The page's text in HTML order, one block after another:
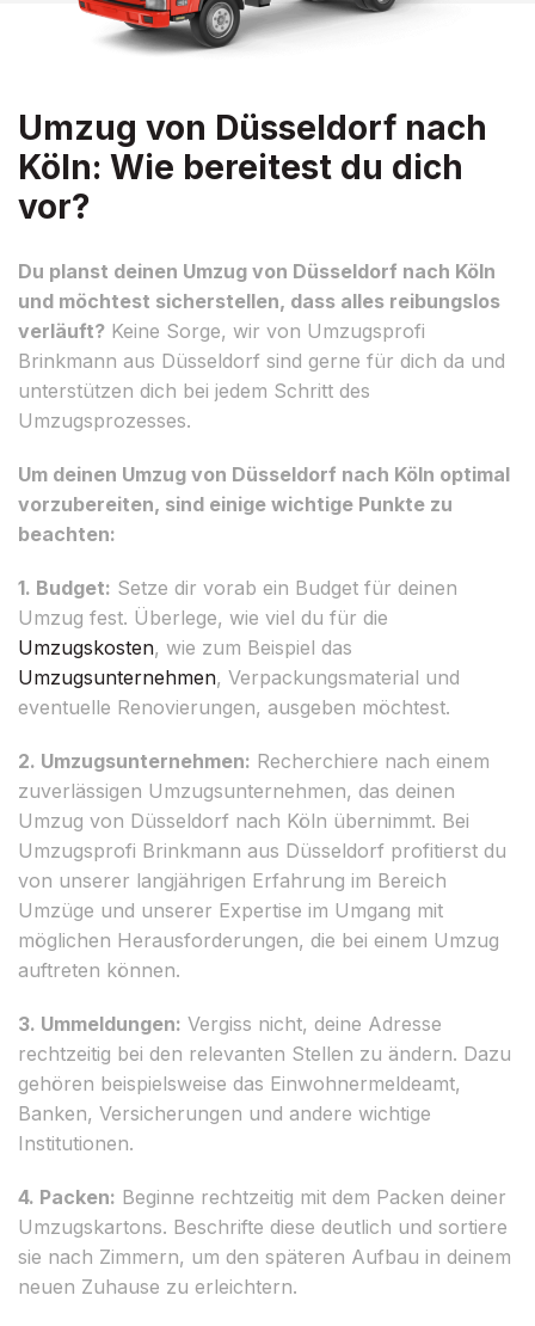
Umzug von Düsseldorf nach
Köln: Wie bereitest du dich
vor?
Du planst deinen Umzug von Düsseldorf nach Köln
und möchtest sicherstellen, dass alles reibungslos
verläuft? Keine Sorge, wir von Umzugsprofi
Brinkmann aus Düsseldorf sind gerne für dich da und
unterstützen dich bei jedem Schritt des
Umzugsprozesses.
Um deinen Umzug von Düsseldorf nach Köln optimal
vorzubereiten, sind einige wichtige Punkte zu
beachten:
1. Budget: Setze dir vorab ein Budget für deinen
Umzug fest. Überlege, wie viel du für die
Umzugskosten, wie zum Beispiel das
Umzugsunternehmen, Verpackungsmaterial und
eventuelle Renovierungen, ausgeben möchtest.
2. Umzugsunternehmen: Recherchiere nach einem
zuverlässigen Umzugsunternehmen, das deinen
Umzug von Düsseldorf nach Köln übernimmt. Bei
Umzugsprofi Brinkmann aus Düsseldorf profitierst du
von unserer langjährigen Erfahrung im Bereich
Umzüge und unserer Expertise im Umgang mit
möglichen Herausforderungen, die bei einem Umzug
auftreten können.
3. Ummeldungen: Vergiss nicht, deine Adresse
rechtzeitig bei den relevanten Stellen zu ändern. Dazu
gehören beispielsweise das Einwohnermeldeamt,
Banken, Versicherungen und andere wichtige
Institutionen.
4. Packen: Beginne rechtzeitig mit dem Packen deiner
Umzugskartons. Beschrifte diese deutlich und sortiere
sie nach Zimmern, um den späteren Aufbau in deinem
neuen Zuhause zu erleichtern.